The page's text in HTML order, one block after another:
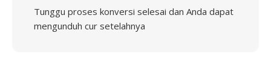
Tunggu proses konversi selesai dan Anda dapat
mengunduh cur setelahnya